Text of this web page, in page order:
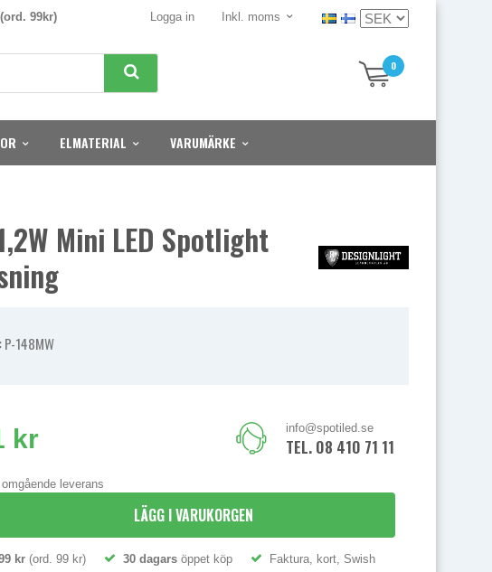
Logga in Inkl. moms
99kr)
0
ELMATERIAL VARUMÄRKE
Mini LED Spotlight
P-148MW
kr info@spotiled.se
TEL. 08 410 71 111
leverans
LÄGG I VARUKORGEN
kr (ord. 99 kr) 30 dagars öppet köp Faktura, kort, Swish